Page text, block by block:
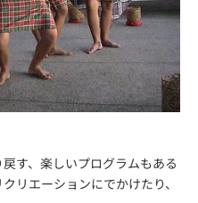
す、楽しいプログラムもある
リエーションにでかけたり、